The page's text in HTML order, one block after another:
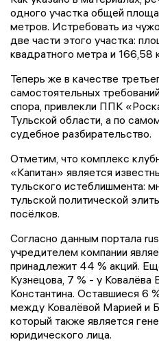
одного участка общей
метров. Истребовать из
две части этого участка:
квадратного метра и 166,58
Теперь же в качестве
самостоятельных
спора, привлекли ППК
Тульской области, а по
судебное разбирательство.
Отметим, что комплекс
«Капитан» является
тульского истеблишмента:
тульской политической
посёлков.
Согласно данным портала
учредителем компании
принадлежит 44 % акций.
Кузнецова, 7 % - у
Константина. Оставшиеся 6
между Ковалёвой Марией и
который также является
юридического лица.